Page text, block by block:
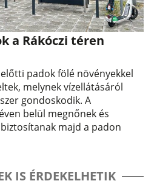
a Rákóczi téren
padok fölé növényekkel
melynek vízellátásáról
gondoskodik. A
belül megnőnek és
majd a padon
IS ÉRDEKELHETIK